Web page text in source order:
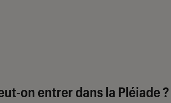
on entrer dans la Pléiade ?